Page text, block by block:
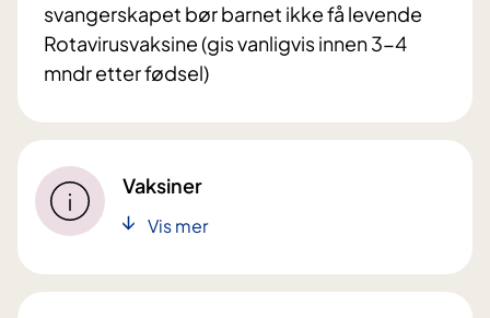
svangerskapet bør barnet ikke få levende
Rotavirusvaksine (gis vanligvis innen 3-4
mndr etter fødsel)
Vaksiner
Vis mer